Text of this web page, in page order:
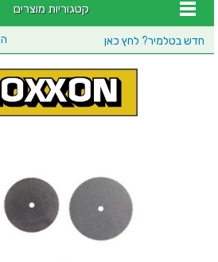
קטגוריות מוצרים
חדש בטלמיר? לחץ כאן